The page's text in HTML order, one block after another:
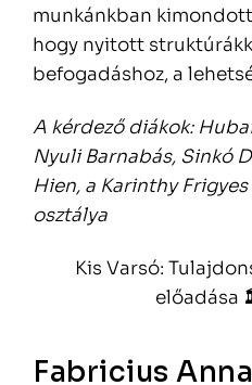
munkánkban
hogy nyitott
befogadáshoz, a
A kérdező diákok:
Nyuli Barnabás, Sinkó
Hien, a Karinthy Frigyes
osztálya
Kis Varsó:
előadása
Fabricius